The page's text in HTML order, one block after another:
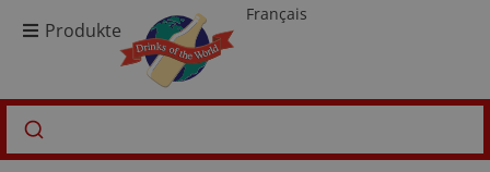
Produkte
Français